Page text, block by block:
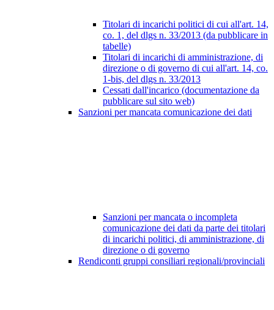
Titolari di incarichi politici di cui all'art. 14,
co. 1, del dlgs n. 33/2013 (da pubblicare in
tabelle)
Titolari di incarichi di amministrazione, di
direzione o di governo di cui all'art. 14, co.
1-bis, del dlgs n. 33/2013
Cessati dall'incarico (documentazione da
pubblicare sul sito web)
Sanzioni per mancata comunicazione dei dati
Sanzioni per mancata o incompleta
comunicazione dei dati da parte dei titolari
di incarichi politici, di amministrazione, di
direzione o di governo
Rendiconti gruppi consiliari regionali/provinciali